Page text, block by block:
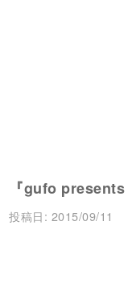
『gufo
投稿日: 2015/09/11